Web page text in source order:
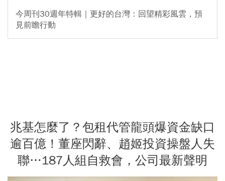
今周刊30週年特輯｜更好的台灣：回望精彩風雲，預
見前瞻行動
兆基怎麼了？包租代管龍頭爆資金缺口
逾百億！董座閃辭、趙姬投資操盤人失
聯…187人組自救會，公司最新聲明